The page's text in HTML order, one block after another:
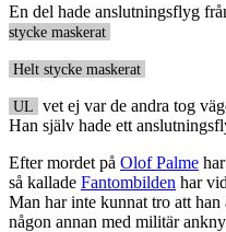
En del hade anslutningsflyg
stycke maskerat
Helt stycke maskerat
UL vet ej var de andra tog
Han själv hade ett
Efter mordet på Olof Palme
så kallade Fantombilden har
Man har inte kunnat tro att
någon annan med militär